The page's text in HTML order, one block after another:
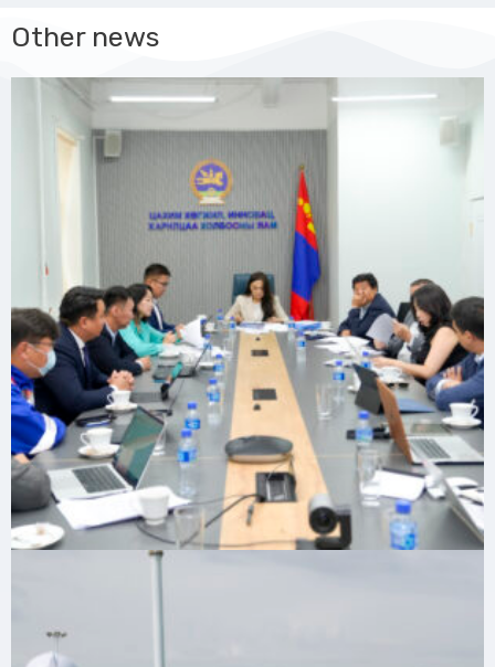
Other news